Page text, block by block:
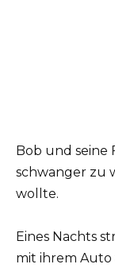
Bob und seine
schwanger zu
wollte.
Eines Nachts
mit ihrem